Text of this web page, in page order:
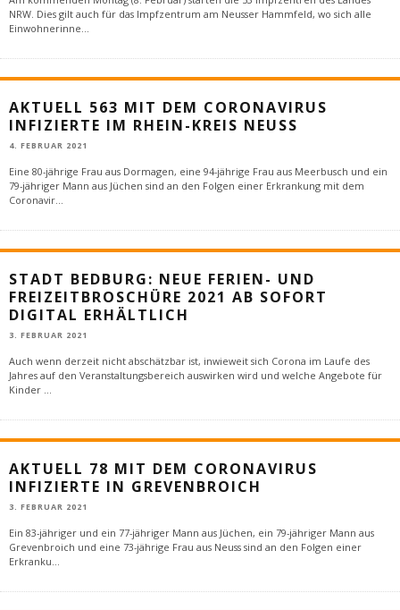
NRW. Dies gilt auch für das Impfzentrum am Neusser Hammfeld, wo sich alle
Einwohnerinne...
AKTUELL 563 MIT DEM CORONAVIRUS
INFIZIERTE IM RHEIN-KREIS NEUSS
4. FEBRUAR 2021
Eine 80-jährige Frau aus Dormagen, eine 94-jährige Frau aus Meerbusch und ein
79-jähriger Mann aus Jüchen sind an den Folgen einer Erkrankung mit dem
Coronavir...
STADT BEDBURG: NEUE FERIEN- UND
FREIZEITBROSCHÜRE 2021 AB SOFORT
DIGITAL ERHÄLTLICH
3. FEBRUAR 2021
Auch wenn derzeit nicht abschätzbar ist, inwieweit sich Corona im Laufe des
Jahres auf den Veranstaltungsbereich auswirken wird und welche Angebote für
Kinder ...
AKTUELL 78 MIT DEM CORONAVIRUS
INFIZIERTE IN GREVENBROICH
3. FEBRUAR 2021
Ein 83-jähriger und ein 77-jähriger Mann aus Jüchen, ein 79-jähriger Mann aus
Grevenbroich und eine 73-jährige Frau aus Neuss sind an den Folgen einer
Erkranku...